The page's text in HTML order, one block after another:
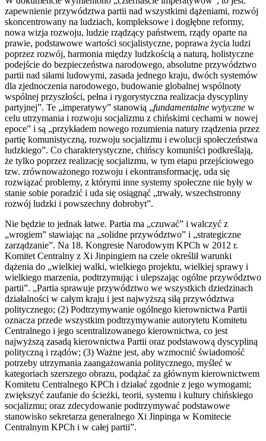
zapewnienie przywództwa partii nad wszystkimi dążeniami, rozwój
skoncentrowany na ludziach, kompleksowe i dogłębne reformy,
nowa wizja rozwoju, ludzie rządzący państwem, rządy oparte na
prawie, podstawowe wartości socjalistyczne, poprawa życia ludzi
poprzez rozwój, harmonia między ludzkością a naturą, holistyczne
podejście do bezpieczeństwa narodowego, absolutne przywództwo
partii nad siłami ludowymi, zasada jednego kraju, dwóch systemów
dla zjednoczenia narodowego, budowanie globalnej wspólnoty
wspólnej przyszłości, pełna i rygorystyczna realizacja dyscypliny
partyjnej”. Te „imperatywy” stanowią „fundamentalne wytyczne w
celu utrzymania i rozwoju socjalizmu z chińskimi cechami w nowej
epoce” i są „przykładem nowego rozumienia natury rządzenia przez
partię komunistyczną, rozwoju socjalizmu i ewolucji społeczeństwa
ludzkiego”. Co charakterystyczne, chińscy komuniści podkreślają,
że tylko poprzez realizację socjalizmu, w tym etapu przejściowego
tzw. zrównoważonego rozwoju i ekontransformację, uda się
rozwiązać problemy, z którymi inne systemy społeczne nie były w
stanie sobie poradzić i uda się osiągnąć „trwały, wszechstronny
rozwój ludzki i powszechny dobrobyt”.
Nie będzie to jednak łatwe. Partia ma „czuwać” i walczyć z
„wrogiem” stawiając na „solidne przywództwo” i „strategiczne
zarządzanie”. Na 18. Kongresie Narodowym KPCh w 2012 r.
Komitet Centralny z Xi Jinpingiem na czele określił warunki
dążenia do „wielkiej walki, wielkiego projektu, wielkiej sprawy i
wielkiego marzenia, podtrzymując i ulepszając ogólne przywództwo
partii”. „Partia sprawuje przywództwo we wszystkich dziedzinach
działalności w całym kraju i jest najwyższą siłą przywództwa
politycznego; (2) Podtrzymywanie ogólnego kierownictwa Partii
oznacza przede wszystkim podtrzymywanie autorytetu Komitetu
Centralnego i jego scentralizowanego kierownictwa, co jest
najwyższą zasadą kierownictwa Partii oraz podstawową dyscypliną
polityczną i rządów; (3) Ważne jest, aby wzmocnić świadomość
potrzeby utrzymania zaangażowania politycznego, myśleć w
kategoriach szerszego obrazu, podążać za głównym kierownictwem
Komitetu Centralnego KPCh i działać zgodnie z jego wymogami;
zwiększyć zaufanie do ścieżki, teorii, systemu i kultury chińskiego
socjalizmu; oraz zdecydowanie podtrzymywać podstawowe
stanowisko sekretarza generalnego Xi Jinpinga w Komitecie
Centralnym KPCh i w całej partii”.